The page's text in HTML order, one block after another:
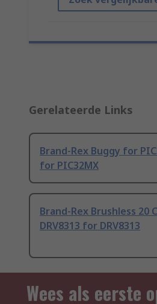
Gerelateerde Links
Brand-Rex Buggy for
for PIC32MX
Brand-Rex Brushless 20
DRV8313 for DRV8313
Wees als eerste